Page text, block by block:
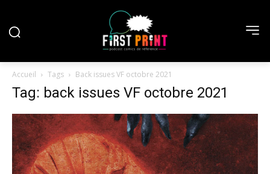
Accueil Tags Back issues VF octobre 2021
Tag: back issues VF octobre 2021